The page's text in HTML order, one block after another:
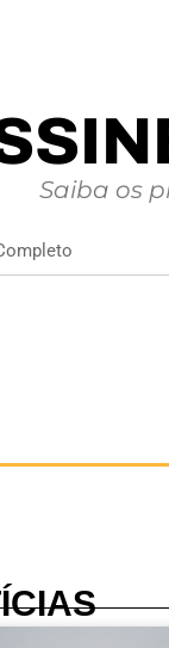
Saiba os